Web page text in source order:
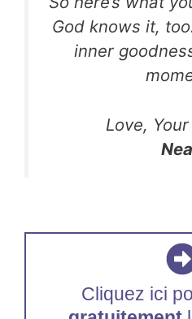
God knows it,
inner
Love,
Cliquez ici